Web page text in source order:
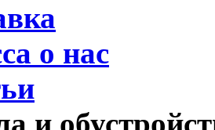
о нас